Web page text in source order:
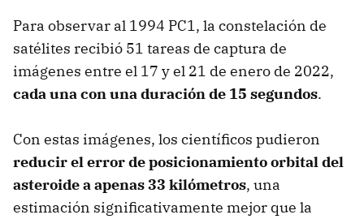
Para observar al 1994 PC1, la constelación de
satélites recibió 51 tareas de captura de
imágenes entre el 17 y el 21 de enero de 2022,
cada una con una duración de 15 segundos.
Con estas imágenes, los científicos pudieron
reducir el error de posicionamiento orbital del
asteroide a apenas 33 kilómetros, una
estimación significativamente mejor que la